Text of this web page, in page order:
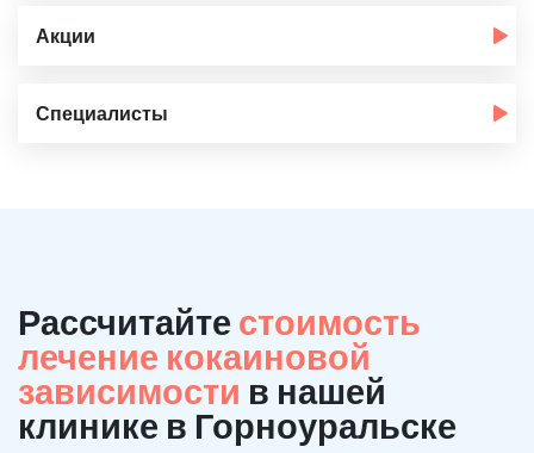
Акции
Специалисты
Рассчитайте стоимость
лечение кокаиновой
зависимости в нашей
клинике в Горноуральске